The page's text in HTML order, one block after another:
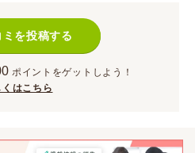
ミを投稿する
ポイント をゲットしよう！
くはこちら